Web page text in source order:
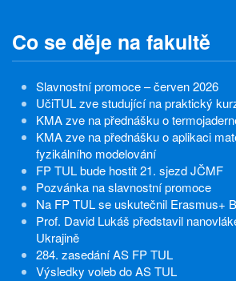
Co se děje na fakultě
Slavnostní promoce – červen 2026
UčiTUL zve studující na praktický
KMA zve na přednášku o
KMA zve na přednášku o aplikaci
fyzikálního modelování
FP TUL bude hostit 21. sjezd JČMF
Pozvánka na slavnostní promoce
Na FP TUL se uskutečnil Erasmus+
Prof. David Lukáš představil
Ukrajině
284. zasedání AS FP TUL
Výsledky voleb do AS TUL